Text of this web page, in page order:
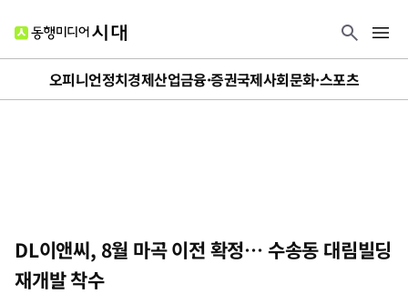
오피니언정치경제산업금융·증권국제사회문화·스포츠
DL이앤씨, 8월 마곡 이전 확정… 수송동 대림빌딩
재개발 착수